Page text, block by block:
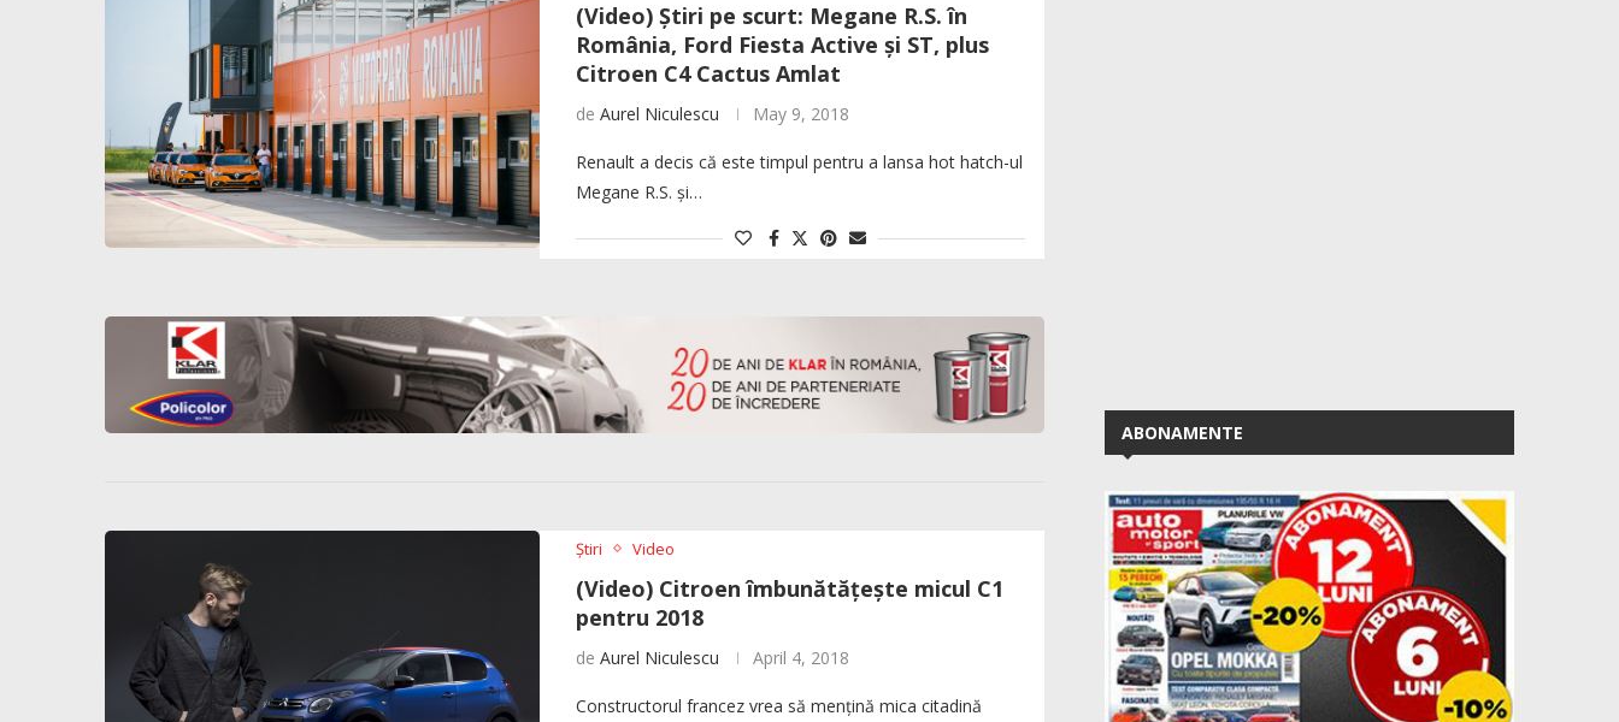
(Video) Știri pe scurt: Megane R.S. în
România, Ford Fiesta Active și ST, plus
Citroen C4 Cactus Amlat
de Aurel Niculescu May 9, 2018
Renault a decis că este timpul pentru a lansa hot hatch-ul
Megane R.S. și…
Știri Video
(Video) Citroen îmbunătățește micul C1
pentru 2018
de Aurel Niculescu April 4, 2018
Constructorul francez vrea să mențină mica citadină
ABONAMENTE